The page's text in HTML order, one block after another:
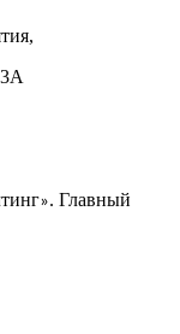
». Главный